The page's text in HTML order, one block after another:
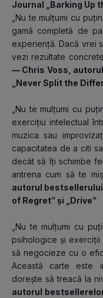
Journal „Barking Up
„Nu te mulțumi cu
gamă completă de
experiență. Dacă vrei
vezi rezultate
— Chris Voss,
„Never Split the
„Nu te mulțumi cu
exercițiu intelectual
muzica sau
capacitatea de a citi
decât să îți schimbe
antrena cum să te
autorul bestsellerului
of Regret” și „Drive”
„Nu te mulțumi cu
psihologice și
să negocieze cu o
Această carte este
dorește să treacă la
autorul